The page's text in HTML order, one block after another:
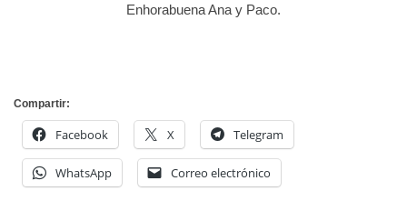
Enhorabuena Ana y Paco.
Compartir:
Facebook X Telegram
WhatsApp Correo electrónico